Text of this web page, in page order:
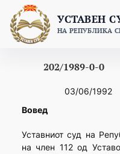
content
УСТАВЕН
НА РЕПУБЛИКА
202/1989-0-0
03/06/1992
Вовед
Уставниот суд на
на член 112 од